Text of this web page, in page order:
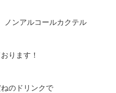
ノンアルコールカクテル
ります！
のドリンクで